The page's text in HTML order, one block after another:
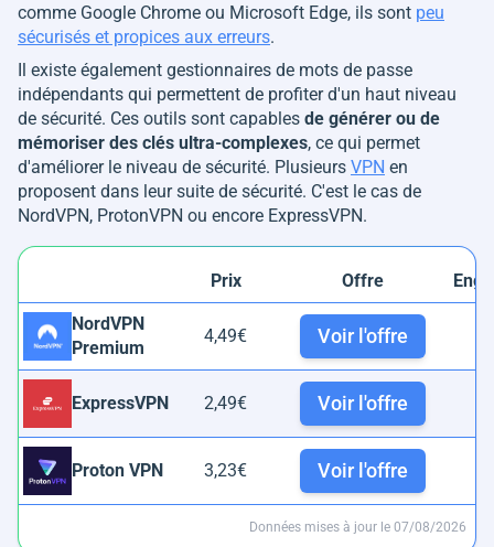
comme Google Chrome ou Microsoft Edge, ils sont peu
sécurisés et propices aux erreurs.
Il existe également gestionnaires de mots de passe
indépendants qui permettent de profiter d'un haut niveau
de sécurité. Ces outils sont capables de générer ou de
mémoriser des clés ultra-complexes, ce qui permet
d'améliorer le niveau de sécurité. Plusieurs VPN en
proposent dans leur suite de sécurité. C'est le cas de
NordVPN, ProtonVPN ou encore ExpressVPN.
Prix Offre
NordVPN
Premium
4,49€ Voir l'offre
ExpressVPN 2,49€ Voir l'offre
Proton VPN 3,23€ Voir l'offre
Données mises à jour le 07/08/2026